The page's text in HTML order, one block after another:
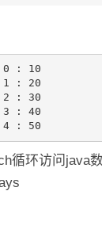
0 : 10
1 : 20
2 : 30
3 : 40
4 : 50
循环访问java